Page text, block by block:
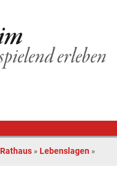
Rathaus » Lebenslagen »